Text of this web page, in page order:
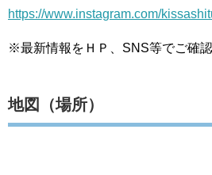
https://www.instagram.com/
※最新情報をＨＰ、SNS等でご確
地図（場所）